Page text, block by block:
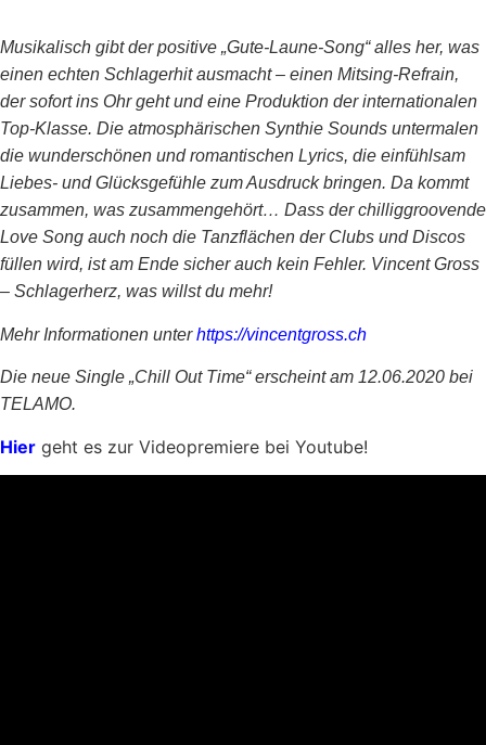
Musikalisch gibt der positive „Gute-Laune-Song“ alles her, was
einen echten Schlagerhit ausmacht – einen Mitsing-Refrain,
der sofort ins Ohr geht und eine Produktion der internationalen
Top-Klasse. Die atmosphärischen Synthie Sounds untermalen
die wunderschönen und romantischen Lyrics, die einfühlsam
Liebes- und Glücksgefühle zum Ausdruck bringen. Da kommt
zusammen, was zusammengehört… Dass der chilliggroovende
Love Song auch noch die Tanzflächen der Clubs und Discos
füllen wird, ist am Ende sicher auch kein Fehler. Vincent Gross
– Schlagerherz, was willst du mehr!
Mehr Informationen unterhttps://vincentgross.ch
Die neue Single „Chill Out Time“ erscheint am 12.06.2020 bei
TELAMO.
Hier geht es zur Videopremiere bei Youtube!